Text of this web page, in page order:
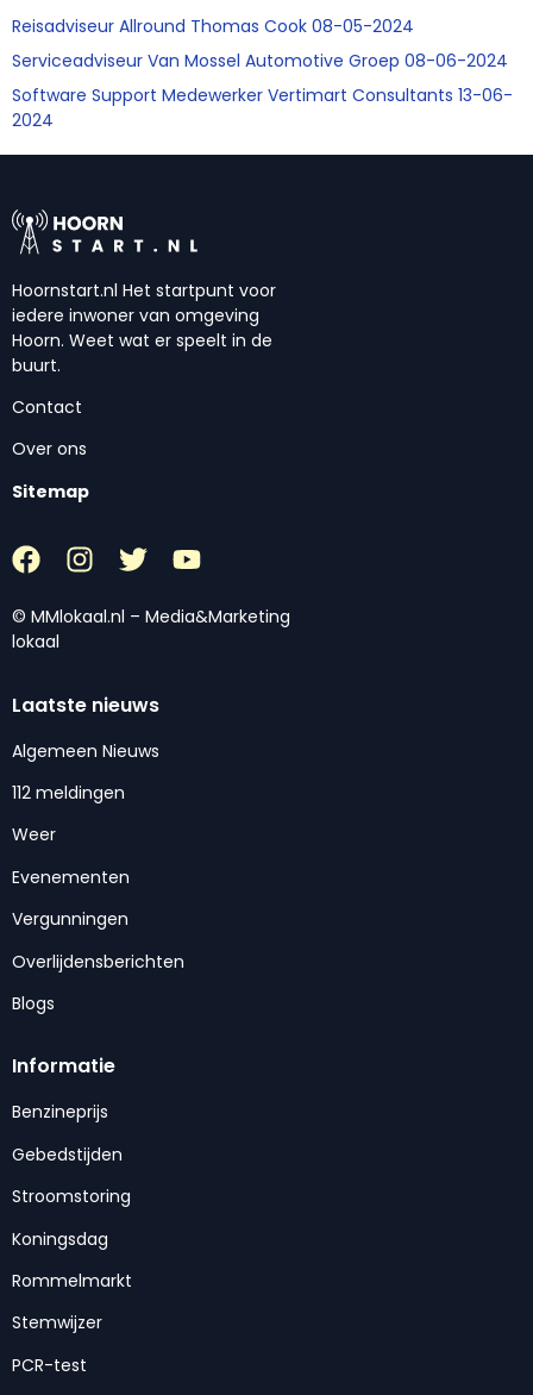
Reisadviseur Allround Thomas Cook 08-05-2024
Serviceadviseur Van Mossel Automotive Groep 08-06-2024
Software Support Medewerker Vertimart Consultants 13-06-
2024
Hoornstart.nl Het startpunt voor
iedere inwoner van omgeving
Hoorn. Weet wat er speelt in de
buurt.
Contact
Over ons
Sitemap
© MMlokaal.nl – Media&Marketing
lokaal
Laatste nieuws
Algemeen Nieuws
112 meldingen
Weer
Evenementen
Vergunningen
Overlijdensberichten
Blogs
Informatie
Benzineprijs
Gebedstijden
Stroomstoring
Koningsdag
Rommelmarkt
Stemwijzer
PCR-test